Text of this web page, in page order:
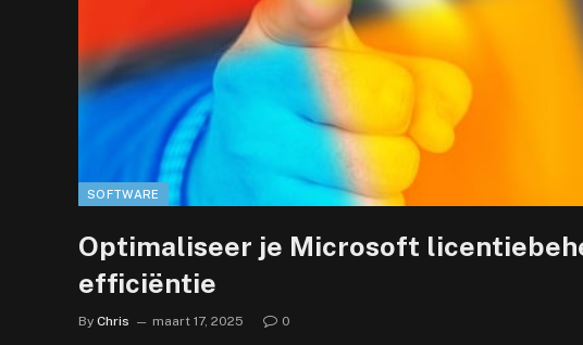
SOFTWARE
Optimaliseer je Microsoft
efficiëntie
By Chris maart 17, 2025 0